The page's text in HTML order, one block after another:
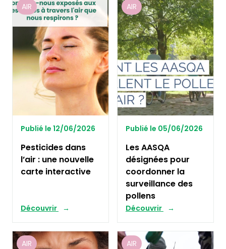
AIR
Publié le 12/06/2026
Pesticides dans
l’air : une nouvelle
carte interactive
Découvrir
AIR
Publié le 05/06/2026
Les AASQA
désignées pour
coordonner la
surveillance des
pollens
Découvrir
AIR AIR